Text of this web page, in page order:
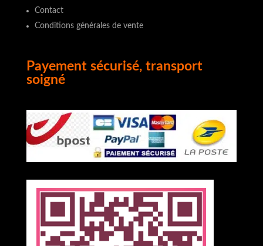
Contact
Conditions générales de vente
Payement sécurisé, transport
soigné